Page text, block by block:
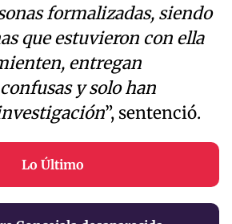
formalizadas, siendo
que estuvieron con ella
entregan
y solo han
”, sentenció.
Lo Último